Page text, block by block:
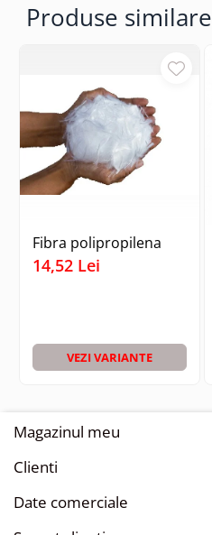
Produse similare
Fibra polipropilena
14,52 Lei
VEZI VARIANTE
Magazinul meu
Clienti
Date comerciale